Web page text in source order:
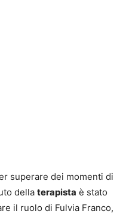
superare dei momenti di
della terapista è stato
il ruolo di Fulvia Franco,